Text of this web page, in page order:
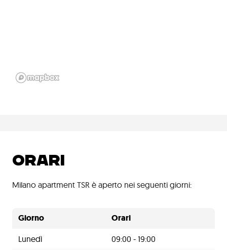
ORARI
Milano apartment TSR è aperto nei seguenti giorni:
Giorno Orari
Lunedì 09:00 - 19:00